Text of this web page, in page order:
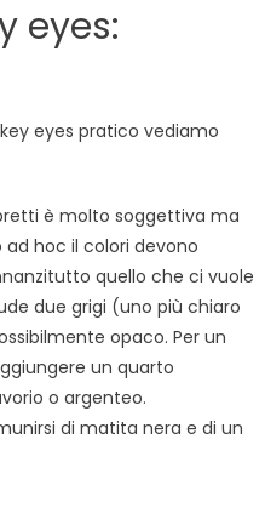
eyes:
eyes pratico vediamo
è molto soggettiva ma
hoc il colori devono
quello che ci vuole
due grigi (uno più chiaro
opaco. Per un
un quarto
o argenteo.
di matita nera e di un